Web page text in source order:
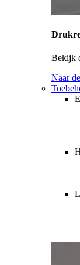
Bekijk
Naar